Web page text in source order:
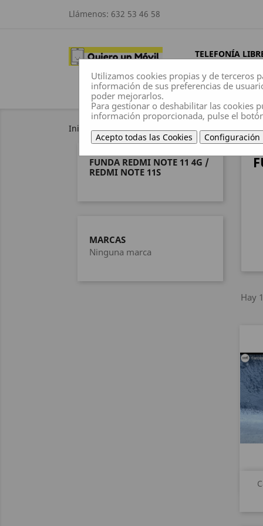
Llámenos: 632 53 46 58
TELEFONÍA
Inicio Fundas Xiaomi Funda Redmi
FUNDA REDMI NOTE 11 4G /
REDMI NOTE 11S
MARCAS
Ninguna marca
Hay
Utilizamos cookies propias y de terceros
información de sus preferencias de
poder mejorarlos.
Para gestionar o deshabilitar las cookies
información proporcionada, pulse el
Acepto todas las Cookies Configuración